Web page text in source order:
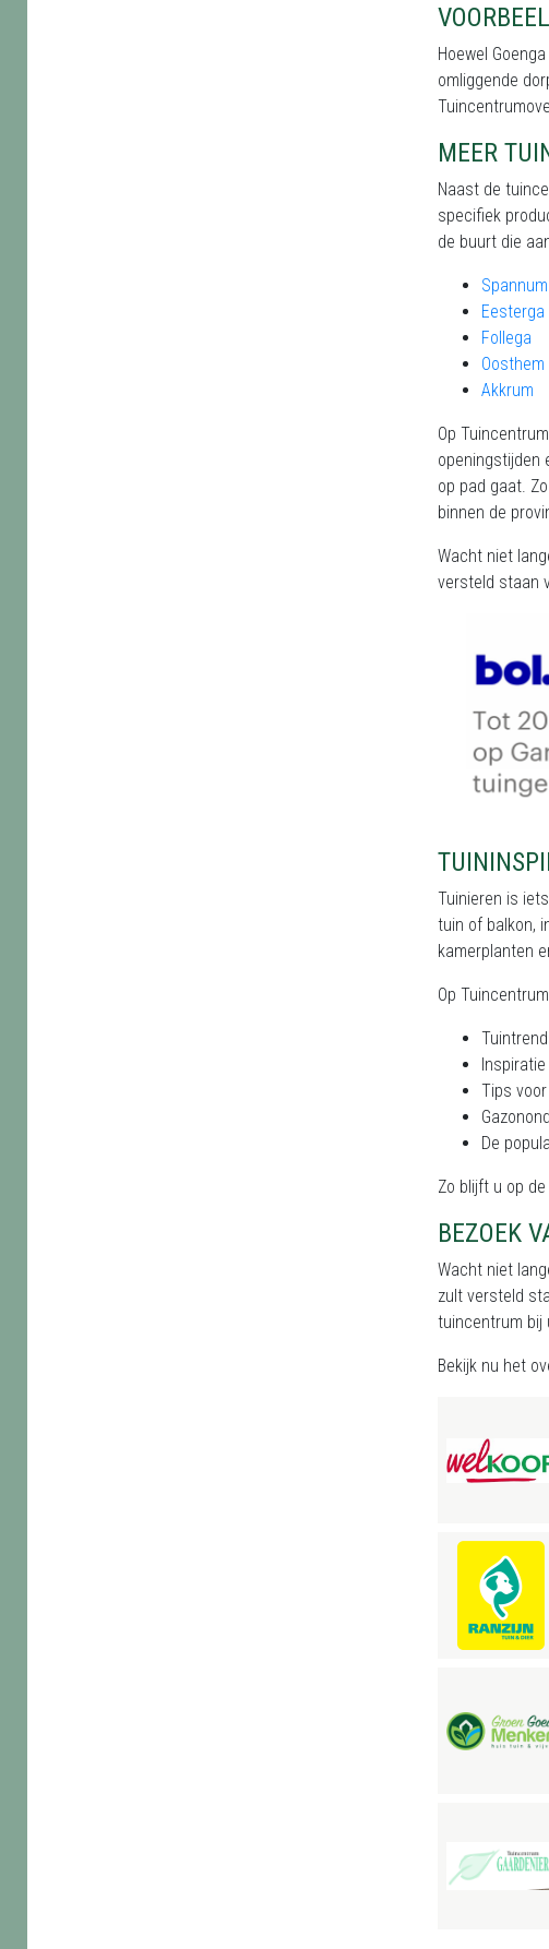
Hoewel
omliggende
MEER
Naast de
specifiek
de buurt die
Spannum
Eesterga
Follega
Oosthem
Akkrum
Op
openingstijden
op pad gaat.
binnen de
Wacht niet
versteld staan
Tuinieren is
tuin of balkon,
kamerplanten
Op
Tips
De
Zo blijft u op
BEZOEK
Wacht niet
zult versteld
tuincentrum bij
Bekijk nu het